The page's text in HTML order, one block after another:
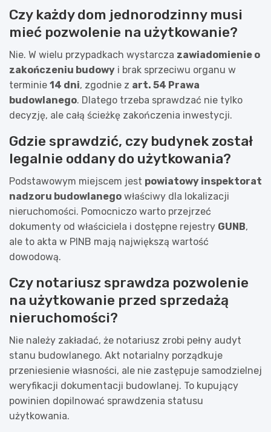
Czy każdy dom jednorodzinny musi
mieć pozwolenie na użytkowanie?
Nie. W wielu przypadkach wystarcza zawiadomienie o
zakończeniu budowy i brak sprzeciwu organu w
terminie 14 dni, zgodnie z art. 54 Prawa
budowlanego. Dlatego trzeba sprawdzać nie tylko
decyzję, ale całą ścieżkę zakończenia inwestycji.
Gdzie sprawdzić, czy budynek został
legalnie oddany do użytkowania?
Podstawowym miejscem jest powiatowy inspektorat
nadzoru budowlanego właściwy dla lokalizacji
nieruchomości. Pomocniczo warto przejrzeć
dokumenty od właściciela i dostępne rejestry GUNB,
ale to akta w PINB mają największą wartość
dowodową.
Czy notariusz sprawdza pozwolenie
na użytkowanie przed sprzedażą
nieruchomości?
Nie należy zakładać, że notariusz zrobi pełny audyt
stanu budowlanego. Akt notarialny porządkuje
przeniesienie własności, ale nie zastępuje samodzielnej
weryfikacji dokumentacji budowlanej. To kupujący
powinien dopilnować sprawdzenia statusu
użytkowania.